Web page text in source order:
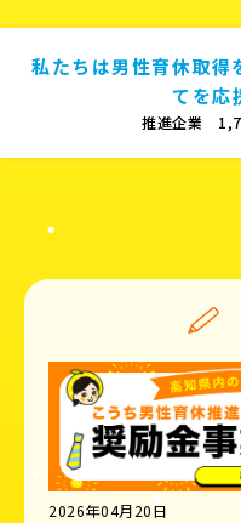
私たちは男性育休取得
てを応
推進企業
2026年04月20日